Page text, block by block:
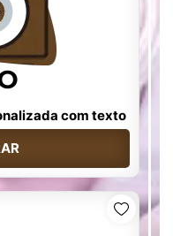
com texto